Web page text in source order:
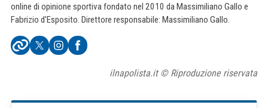
online di opinione sportiva fondato nel 2010 da Massimiliano Gallo e
Fabrizio d'Esposito. Direttore responsabile: Massimiliano Gallo.
ilnapolista.it © Riproduzione riservata